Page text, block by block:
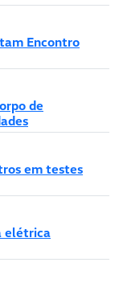
Encontro
de
em testes
elétrica